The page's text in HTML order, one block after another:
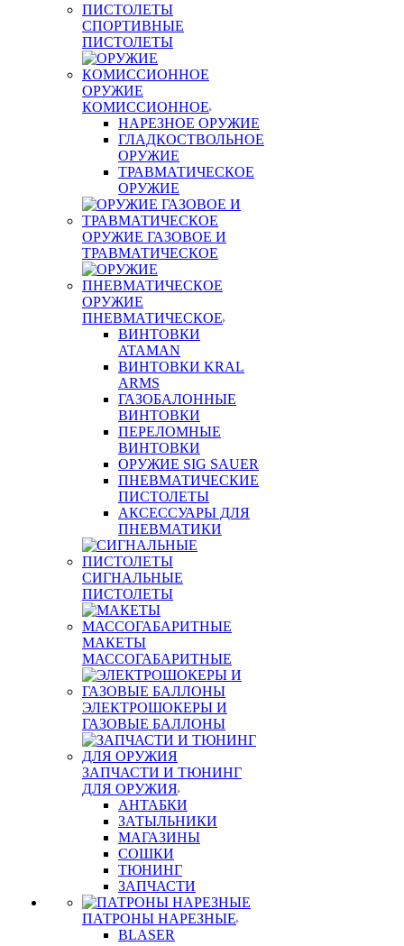
СПОРТИВНЫЕ
ПИСТОЛЕТЫ
ОРУЖИЕ
КОМИССИОННОЕ
НАРЕЗНОЕ ОРУЖИЕ
ГЛАДКОСТВОЛЬНОЕ
ОРУЖИЕ
ТРАВМАТИЧЕСКОЕ
ОРУЖИЕ
ОРУЖИЕ ГАЗОВОЕ И
ТРАВМАТИЧЕСКОЕ
ОРУЖИЕ
ПНЕВМАТИЧЕСКОЕ
ВИНТОВКИ
ATAMAN
ВИНТОВКИ KRAL
ARMS
ГАЗОБАЛОННЫЕ
ВИНТОВКИ
ПЕРЕЛОМНЫЕ
ВИНТОВКИ
ОРУЖИЕ SIG SAUER
ПНЕВМАТИЧЕСКИЕ
ПИСТОЛЕТЫ
АКСЕССУАРЫ ДЛЯ
ПНЕВМАТИКИ
СИГНАЛЬНЫЕ
ПИСТОЛЕТЫ
МАКЕТЫ
МАССОГАБАРИТНЫЕ
ЭЛЕКТРОШОКЕРЫ И
ГАЗОВЫЕ БАЛЛОНЫ
ЗАПЧАСТИ И ТЮНИНГ
ДЛЯ ОРУЖИЯ
АНТАБКИ
ЗАТЫЛЬНИКИ
МАГАЗИНЫ
СОШКИ
ТЮНИНГ
ЗАПЧАСТИ
ПАТРОНЫ НАРЕЗНЫЕ
BLASER